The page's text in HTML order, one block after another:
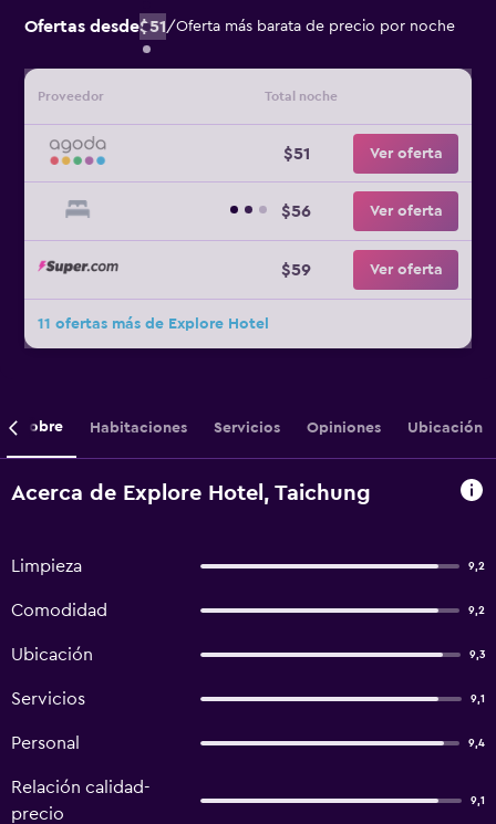
Ofertas desde$51/Oferta más barata de precio por noche
Proveedor Total noche
$51 Ver oferta
$56 Ver oferta
$59 Ver oferta
11 ofertas más de Explore Hotel
Sobre Habitaciones Servicios Opiniones Ubicación
Acerca de Explore Hotel, Taichung
Limpieza 9,2
Comodidad 9,2
Ubicación 9,3
Servicios 9,1
Personal 9,4
Relación calidad-
precio
9,1